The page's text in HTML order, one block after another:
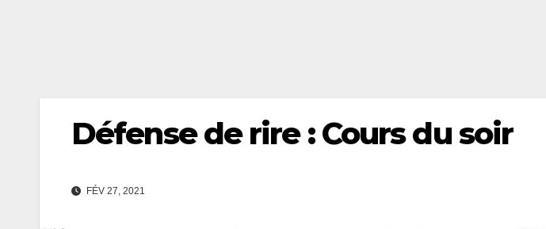
Défense de rire : Cours du soir
FÉV 27, 2021